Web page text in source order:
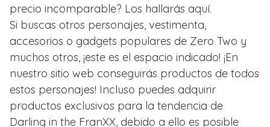
precio incomparable? Los hallarás aquí.
Si buscas otros personajes, vestimenta,
accesorios o gadgets populares de Zero Two y
muchos otros, ¡este es el espacio indicado! ¡En
nuestro sitio web conseguirás productos de todos
estos personajes! Incluso puedes adquirir
productos exclusivos para la tendencia de
Darling in the FranXX, debido a ello es posible